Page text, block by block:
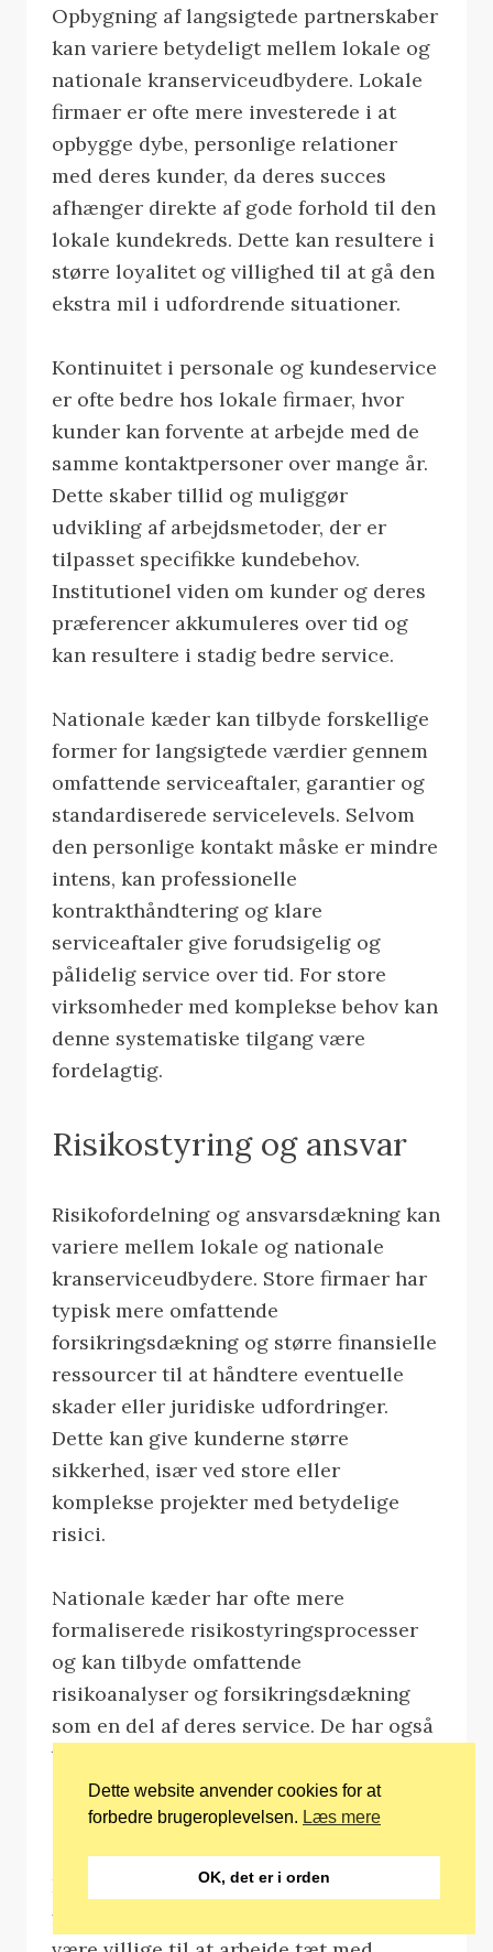
Opbygning af langsigtede partnerskaber
kan variere betydeligt mellem lokale og
nationale kranserviceudbydere. Lokale
firmaer er ofte mere investerede i at
opbygge dybe, personlige relationer
med deres kunder, da deres succes
afhænger direkte af gode forhold til den
lokale kundekreds. Dette kan resultere i
større loyalitet og villighed til at gå den
ekstra mil i udfordrende situationer.
Kontinuitet i personale og kundeservice
er ofte bedre hos lokale firmaer, hvor
kunder kan forvente at arbejde med de
samme kontaktpersoner over mange år.
Dette skaber tillid og muliggør
udvikling af arbejdsmetoder, der er
tilpasset specifikke kundebehov.
Institutionel viden om kunder og deres
præferencer akkumuleres over tid og
kan resultere i stadig bedre service.
Nationale kæder kan tilbyde forskellige
former for langsigtede værdier gennem
omfattende serviceaftaler, garantier og
standardiserede servicelevels. Selvom
den personlige kontakt måske er mindre
intens, kan professionelle
kontrakthåndtering og klare
serviceaftaler give forudsigelig og
pålidelig service over tid. For store
virksomheder med komplekse behov kan
denne systematiske tilgang være
fordelagtig.
Risikostyring og ansvar
Risikofordelning og ansvarsdækning kan
variere mellem lokale og nationale
kranserviceudbydere. Store firmaer har
typisk mere omfattende
forsikringsdækning og større finansielle
ressourcer til at håndtere eventuelle
skader eller juridiske udfordringer.
Dette kan give kunderne større
sikkerhed, især ved store eller
komplekse projekter med betydelige
risici.
Nationale kæder har ofte mere
formaliserede risikostyringsprocesser
og kan tilbyde omfattende
risikoanalyser og forsikringsdækning
som en del af deres service. De har også
bedre kapacitet til at håndtere store
erstatningskrav uden at det påvirker
deres evne til at fortsætte driften.
Lokale firmaer kan dog tilbyde mere
fleksible tilgange til risikostyring og kan
Dette website anvender cookies for at
forbedre brugeroplevelsen. Læs mere
OK, det er i orden